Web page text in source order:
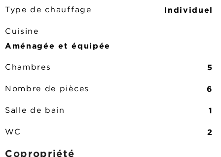
Type de chauffage Individuel
Cuisine
Aménagée et équipée
Chambres 5
Nombre de pièces 6
Salle de bain 1
WC 2
Copropriété